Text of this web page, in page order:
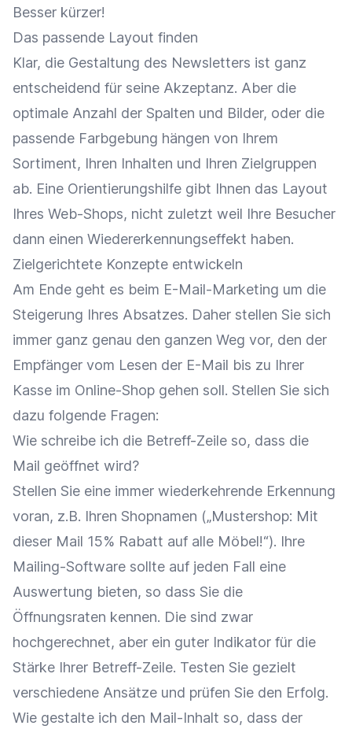
Besser kürzer!
Das passende Layout finden
Klar, die Gestaltung des Newsletters ist ganz
entscheidend für seine Akzeptanz. Aber die
optimale Anzahl der Spalten und Bilder, oder die
passende Farbgebung hängen von Ihrem
Sortiment, Ihren Inhalten und Ihren Zielgruppen
ab. Eine Orientierungshilfe gibt Ihnen das Layout
Ihres Web-Shops, nicht zuletzt weil Ihre Besucher
dann einen Wiedererkennungseffekt haben.
Zielgerichtete Konzepte entwickeln
Am Ende geht es beim E-Mail-Marketing um die
Steigerung Ihres Absatzes. Daher stellen Sie sich
immer ganz genau den ganzen Weg vor, den der
Empfänger vom Lesen der E-Mail bis zu Ihrer
Kasse im Online-Shop gehen soll. Stellen Sie sich
dazu folgende Fragen:
Wie schreibe ich die Betreff-Zeile so, dass die
Mail geöffnet wird?
Stellen Sie eine immer wiederkehrende Erkennung
voran, z.B. Ihren Shopnamen („Mustershop: Mit
dieser Mail 15% Rabatt auf alle Möbel!“). Ihre
Mailing-Software sollte auf jeden Fall eine
Auswertung bieten, so dass Sie die
Öffnungsraten kennen. Die sind zwar
hochgerechnet, aber ein guter Indikator für die
Stärke Ihrer Betreff-Zeile. Testen Sie gezielt
verschiedene Ansätze und prüfen Sie den Erfolg.
Wie gestalte ich den Mail-Inhalt so, dass der